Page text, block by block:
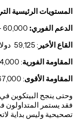
المستويات الرئيسية
الدعم الفوري:
القاع الأخير : 59,125 دولاراً.
المقاومة الفورية: 64,000 – 65,000 دولار.
المقاومة الأقوى: 67,000 دولار.
وحتى ينجح البيتكوين
فقد يستمر المتداولون
تصحيحية وليس بداية